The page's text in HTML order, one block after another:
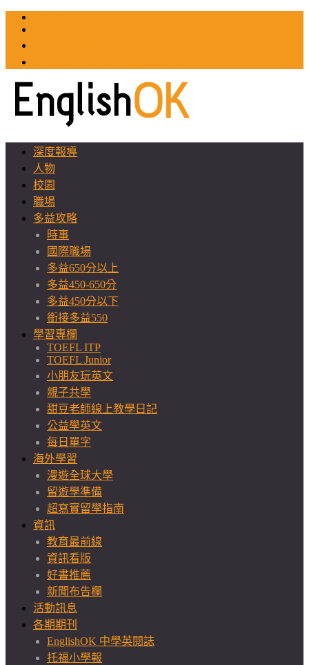
深度報導
人物
校園
職場
多益攻略
時事
國際職場
多益650分以上
多益450-650分
多益450分以下
銜接多益550
學習專欄
TOEFL ITP
TOEFL Junior
小朋友玩英文
親子共學
甜豆老師線上教學日記
公益學英文
每日單字
海外學習
漫遊全球大學
留遊學準備
超寫實留學指南
資訊
教育最前線
資訊看版
好書推薦
新聞布告欄
活動訊息
各期期刊
EnglishOK 中學英閱誌
托福小學報